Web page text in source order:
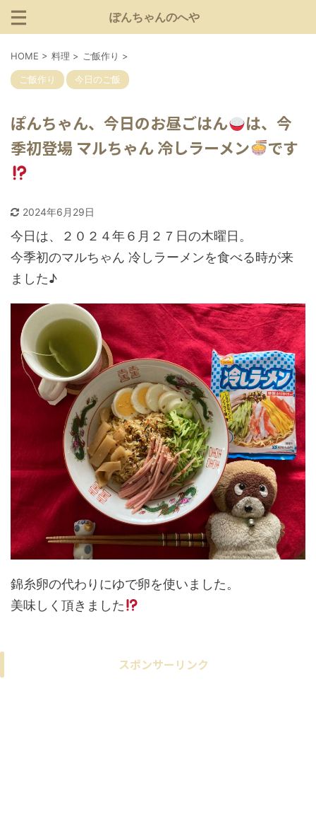
ぽんちゃんのへや
HOME > 料理 > ご飯作り >
ご飯作り 今日のご飯
ぽんちゃん、今日のお昼ごはん
は、今
季初登場 マルちゃん 冷しラーメン
です
2024年6月29日
今日は、２０２４年６月２７日の木曜日。
今季初のマルちゃん 冷しラーメンを食べる時が来
ました♪
錦糸卵の代わりにゆで卵を使いました。
美味しく頂きました
スポンサーリンク